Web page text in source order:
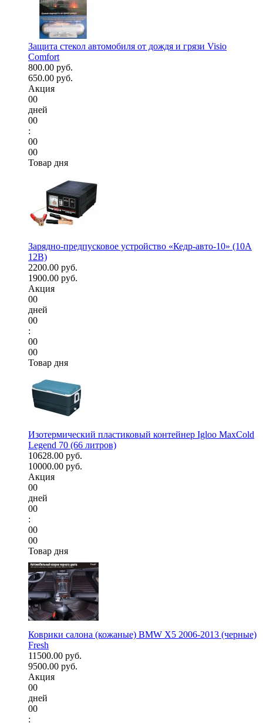
Защита стекол автомобиля от дождя и грязи Visio
Comfort
800.00 руб.
650.00 руб.
Акция
00
дней
00
:
00
00
Товар дня
Зарядно-предпусковое устройство «Кедр-авто-10» (10A
12В)
2200.00 руб.
1900.00 руб.
Акция
00
дней
00
:
00
00
Товар дня
Изотермический пластиковый контейнер Igloo MaxCold
Legend 70 (66 литров)
10628.00 руб.
10000.00 руб.
Акция
00
дней
00
:
00
00
Товар дня
Коврики салона (кожаные) BMW X5 2006-2013 (черные)
Fresh
11500.00 руб.
9500.00 руб.
Акция
00
дней
00
: